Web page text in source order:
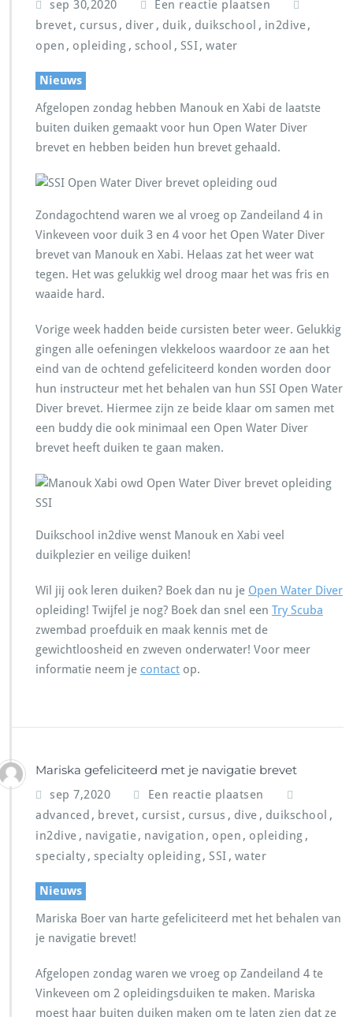
sep 30,2020
Een reactie plaatsen
brevet, cursus , diver , duik , duikschool , in2dive,
open , opleiding , school , SSI, water
Nieuws
Afgelopen zondag hebben Manouk en Xabi de laatste
buiten duiken gemaakt voor hun Open Water Diver
brevet en hebben beiden hun brevet gehaald.
Zondagochtend waren we al vroeg op Zandeiland 4 in
Vinkeveen voor duik 3 en 4 voor het Open Water Diver
brevet van Manouk en Xabi. Helaas zat het weer wat
tegen. Het was gelukkig wel droog maar het was fris en
waaide hard.
Vorige week hadden beide cursisten beter weer. Gelukkig
gingen alle oefeningen vlekkeloos waardoor ze aan het
eind van de ochtend gefeliciteerd konden worden door
hun instructeur met het behalen van hun SSI Open Water
Diver brevet. Hiermee zijn ze beide klaar om samen met
een buddy die ook minimaal een Open Water Diver
brevet heeft duiken te gaan maken.
Duikschool in2dive wenst Manouk en Xabi veel
duikplezier en veilige duiken!
Wil jij ook leren duiken? Boek dan nu je Open Water Diver
opleiding! Twijfel je nog? Boek dan snel een Try Scuba
zwembad proefduik en maak kennis met de
gewichtloosheid en zweven onderwater! Voor meer
informatie neem je contact op.
Mariska gefeliciteerd met je navigatie brevet
sep 7,2020
Een reactie plaatsen
advanced , brevet, cursist , cursus , dive , duikschool ,
in2dive , navigatie, navigation , open , opleiding ,
specialty , specialty opleiding, SSI , water
Nieuws
Mariska Boer van harte gefeliciteerd met het behalen van
je navigatie brevet!
Afgelopen zondag waren we vroeg op Zandeiland 4 te
Vinkeveen om 2 opleidingsduiken te maken. Mariska
moest haar buiten duiken maken om te laten zien dat ze